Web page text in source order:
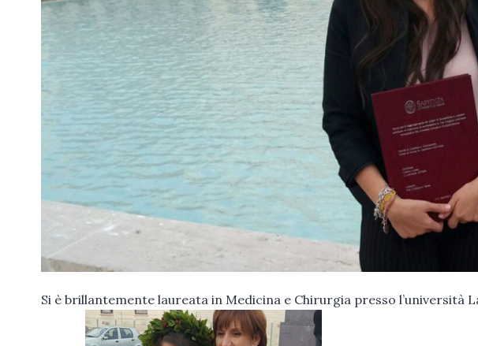
Si è brillantemente laureata in Medicina e Chirurgia presso l’università